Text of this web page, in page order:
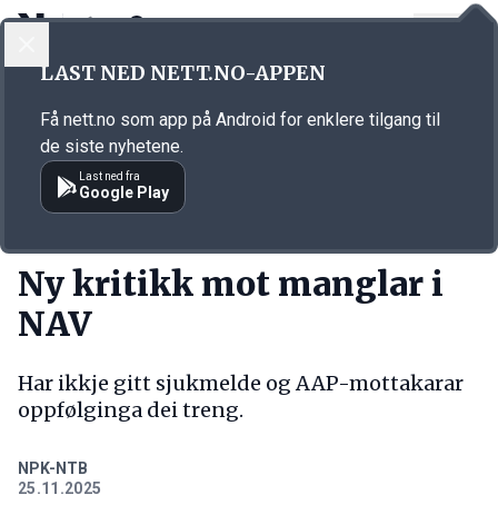
Annonsørinnhold
Ny kritikk mot manglar i
NAV
Har ikkje gitt sjukmelde og AAP-mottakarar
oppfølginga dei treng.
NPK-NTB
25.11.2025
LAST NED NETT.NO-APPEN
Få nett.no som app på Android for enklere tilgang til
de siste nyhetene.
Last ned fra
Google Play